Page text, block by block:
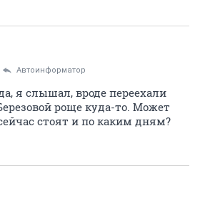
Автоинформатор
я слышал, вроде переехали
роще куда-то. Может
стоят и по каким дням?